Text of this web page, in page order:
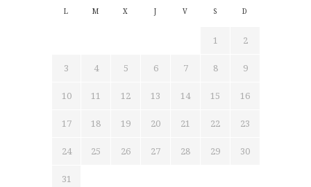
L M X J V S D
1 2
3 4 5 6 7 8 9
10 11 12 13 14 15 16
17 18 19 20 21 22 23
24 25 26 27 28 29 30
31